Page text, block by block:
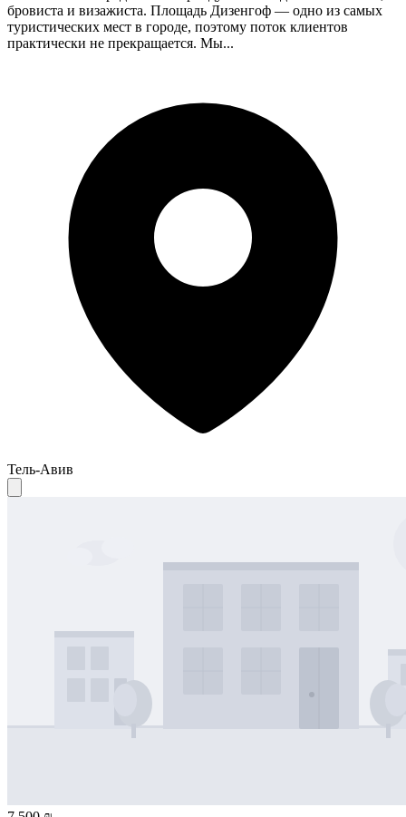
бровиста и визажиста. Площадь Дизенгоф — одно из самых
туристических мест в городе, поэтому поток клиентов
практически не прекращается. Мы...
Тель-Авив